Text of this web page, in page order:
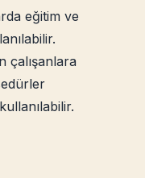
eğitim ve
çalışanlara